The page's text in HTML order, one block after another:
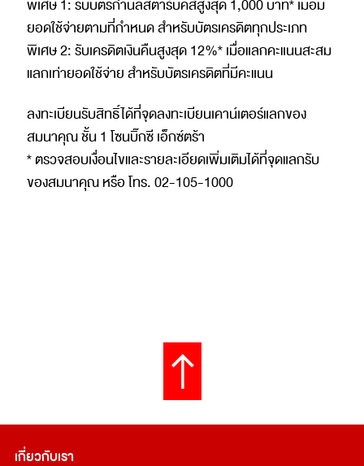
พิเศษ 1: รับบัตรกำนัลสตาร์บัคส์สูงสุด 1,000 บาท* เมื่อมี
ยอดใช้จ่ายตามที่กำหนด สำหรับบัตรเครดิตทุกประเภท
พิเศษ 2: รับเครดิตเงินคืนสูงสุด 12%* เมื่อแลกคะแนนสะสม
แลกเท่ายอดใช้จ่าย สำหรับบัตรเครดิตที่มีคะแนน
ลงทะเบียนรับสิทธิ์ได้ที่จุดลงทะเบียนเคาน์เตอร์แลกของ
สมนาคุณ ชั้น 1 โซนบิ๊กซี เอ็กซ์ตร้า
* ตรวจสอบเงื่อนไขและรายละเอียดเพิ่มเติมได้ที่จุดแลกรับ
ของสมนาคุณ หรือ โทร. 02-105-1000
เกี่ยวกับเรา